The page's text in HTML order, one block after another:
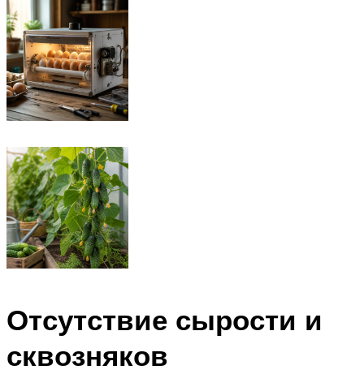
Отсутствие сырости и
сквозняков